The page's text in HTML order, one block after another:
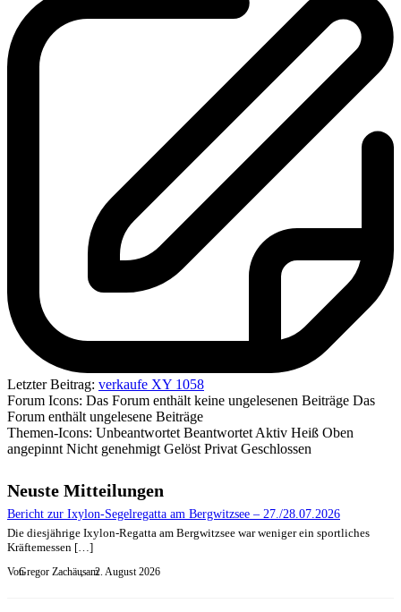
Letzter Beitrag: verkaufe XY 1058
Forum Icons: Das Forum enthält keine ungelesenen Beiträge Das
Forum enthält ungelesene Beiträge
Themen-Icons: Unbeantwortet Beantwortet Aktiv Heiß Oben
angepinnt Nicht genehmigt Gelöst Privat Geschlossen
Neuste Mitteilungen
Bericht zur Ixylon-Segelregatta am Bergwitzsee – 27./28.07.2026
Die diesjährige Ixylon-Regatta am Bergwitzsee war weniger ein sportliches
Kräftemessen […]
VonGregor Zachäus, am2. August 2026